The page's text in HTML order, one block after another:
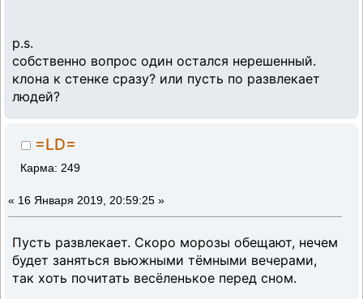
p.s.
собственно вопрос один остался нерешенный.
клона к стенке сразу? или пусть по развлекает
людей?
=LD=
Карма: 249
« 16 Января 2019, 20:59:25 »
Пусть развлекает. Скоро морозы обещают, нечем
будет заняться вьюжными тёмными вечерами,
так хоть почитать весёленькое перед сном.